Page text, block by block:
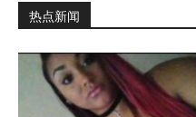
热点新闻